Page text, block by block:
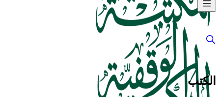
الكتب